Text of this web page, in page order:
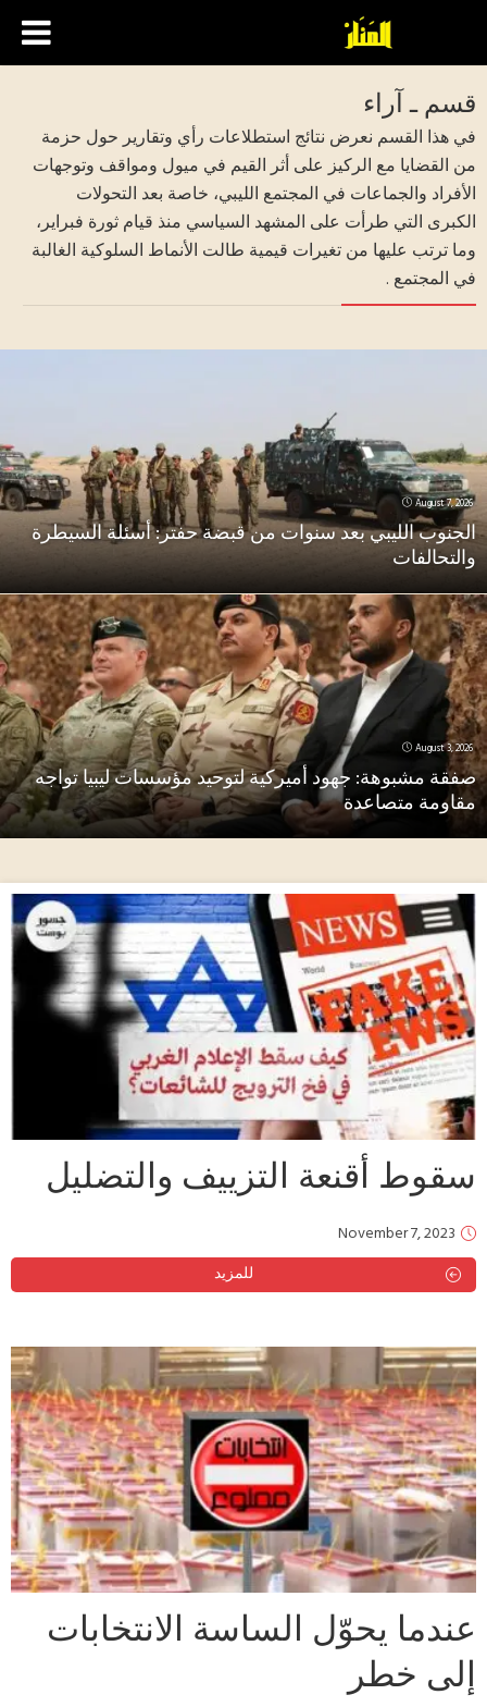
قسم ـ آراء
في هذا القسم نعرض نتائج استطلاعات رأي وتقارير حول حزمة
من القضايا مع الركيز على أثر القيم في ميول ومواقف وتوجهات
الأفراد والجماعات في المجتمع الليبي، خاصة بعد التحولات
الكبرى التي طرأت على المشهد السياسي منذ قيام ثورة فبراير،
وما ترتب عليها من تغيرات قيمية طالت الأنماط السلوكية الغالبة
في المجتمع .
August 7, 2026
الجنوب الليبي بعد سنوات من قبضة حفتر: أسئلة السيطرة
والتحالفات
August 3, 2026
صفقة مشبوهة: جهود أميركية لتوحيد مؤسسات ليبيا تواجه
مقاومة متصاعدة
سقوط أقنعة التزييف والتضليل
November 7, 2023
للمزيد
عندما يحوّل الساسة الانتخابات
إلى خطر